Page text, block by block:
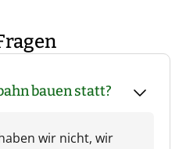
bauen statt?
wir nicht, wir